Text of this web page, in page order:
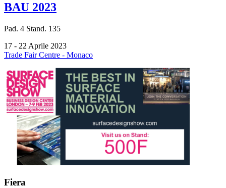
BAU 2023
Pad. 4 Stand. 135
17 - 22 Aprile 2023
Trade Fair Centre - Monaco
Fiera